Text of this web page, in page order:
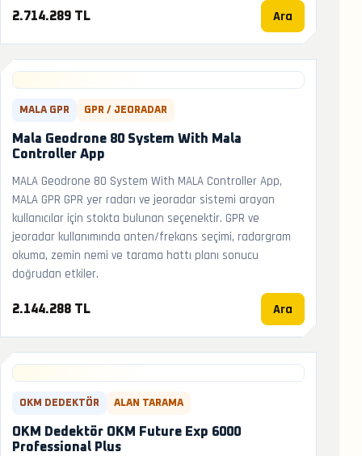
2.714.289 TL Ara
MALA GPR GPR / JEORADAR
Mala Geodrone 80 System With Mala
Controller App
MALA Geodrone 80 System With MALA Controller App,
MALA GPR GPR yer radarı ve jeoradar sistemi arayan
kullanıcılar için stokta bulunan seçenektir. GPR ve
jeoradar kullanımında anten/frekans seçimi, radargram
okuma, zemin nemi ve tarama hattı planı sonucu
doğrudan etkiler.
2.144.288 TL Ara
OKM DEDEKTÖR ALAN TARAMA
OKM Dedektör OKM Future Exp 6000
Professional Plus